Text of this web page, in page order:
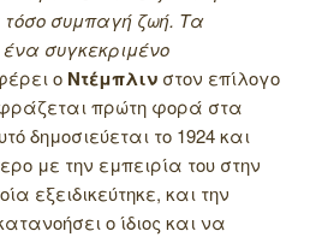
συμπαγή ζωή. Τα
συγκεκριμένο
ο Ντέμπλιν στον επίλογο
πρώτη φορά στα
δημοσιεύεται το 1924 και
με την εμπειρία του στην
εξειδικεύτηκε, και την
ο ίδιος και να